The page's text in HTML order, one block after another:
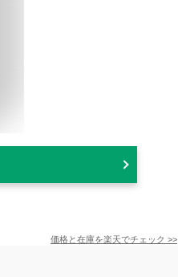
価格と在庫を楽天でチェック >>